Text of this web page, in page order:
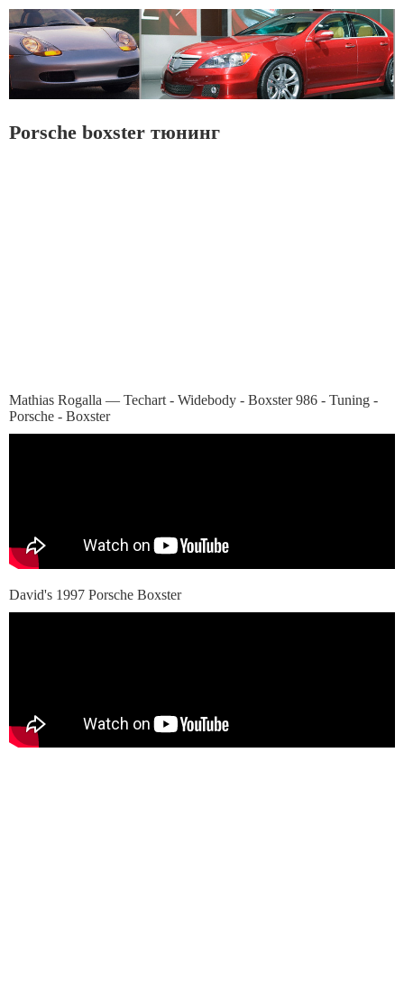
Porsche boxster тюнинг
Mathias Rogalla — Techart - Widebody - Boxster 986 - Tuning -
Porsche - Boxster
David's 1997 Porsche Boxster